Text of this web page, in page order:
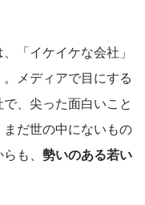
「イケイケな会社」
メディアで目にする
、尖った面白いこと
だ世の中にないもの
も、 勢いのある若い